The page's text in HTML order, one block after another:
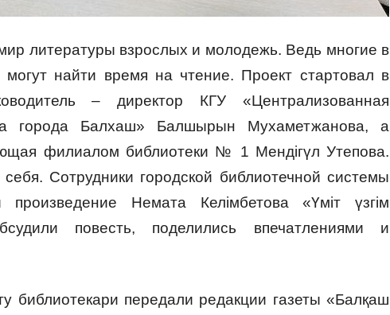
литературы взрослых и молодежь. Ведь многие в
найти время на чтение. Проект стартовал в
– директор КГУ «Централизованная
города Балхаш» Балшырын Мухаметжанова, а
филиалом библиотеки № 1 Мендігүл Утепова.
Сотрудники городской библиотечной системы
произведение Немата Келімбетова «Үміт үзгім
повесть, поделились впечатлениями и
библиотекари передали редакции газеты «Балқаш